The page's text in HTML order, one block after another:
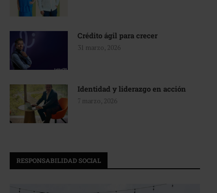
Crédito ágil para crecer
31 marzo, 2026
Identidad y liderazgo en acción
7 marzo, 2026
RESPONSABILIDAD SOCIAL